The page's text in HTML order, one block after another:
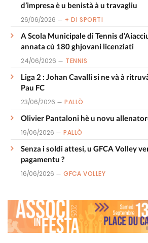
d’impresa è u benistà à u travagliu
26/06/2026 + DI SPORTI
A Scola Municipale di Tennis
annata cù 180 ghjovani licenziati
24/06/2026 TENNIS
Liga 2 : Johan Cavalli si ne và à
Pau FC
23/06/2026 PALLÒ
Olivier Pantaloni hè u novu
19/06/2026 PALLÒ
Senza i soldi attesi, u GFCA Volley
pagamentu ?
16/06/2026 GFCA VOLLEY